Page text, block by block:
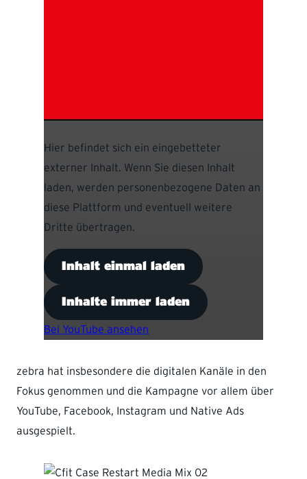
Hier befindet sich ein eingebetteter
externer Inhalt. Wenn Sie diesen Inhalt
laden, werden personenbezogene Daten an
diese Plattform und eventuell weitere
Dritte übertragen.
Inhalt einmal laden
Inhalte immer laden
Bei YouTube ansehen
zebra hat insbesondere die digitalen Kanäle in den
Fokus genommen und die Kampagne vor allem über
YouTube, Facebook, Instagram und Native Ads
ausgespielt.